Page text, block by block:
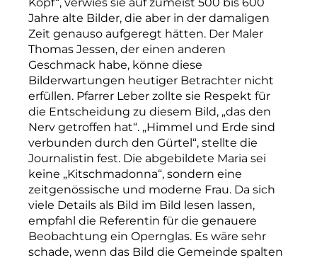
Kopf“, verwies sie auf zumeist 500 bis 600
Jahre alte Bilder, die aber in der damaligen
Zeit genauso aufgeregt hätten. Der Maler
Thomas Jessen, der einen anderen
Geschmack habe, könne diese
Bilderwartungen heutiger Betrachter nicht
erfüllen. Pfarrer Leber zollte sie Respekt für
die Entscheidung zu diesem Bild, „das den
Nerv getroffen hat“. „Himmel und Erde sind
verbunden durch den Gürtel“, stellte die
Journalistin fest. Die abgebildete Maria sei
keine „Kitschmadonna“, sondern eine
zeitgenössische und moderne Frau. Da sich
viele Details als Bild im Bild lesen lassen,
empfahl die Referentin für die genauere
Beobachtung ein Opernglas. Es wäre sehr
schade, wenn das Bild die Gemeinde spalten